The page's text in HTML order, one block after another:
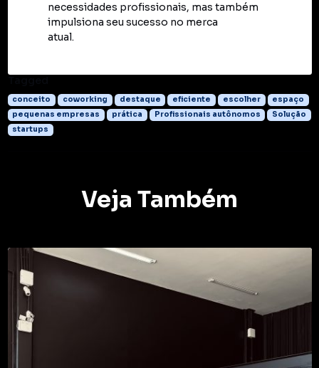
necessidades profissionais, mas também
impulsiona seu sucesso no merca
atual.
conceito coworking destaque eficiente escolher
espaço
pequenas empresas
prática Profissionais autônomos
Solução
startups
Veja Também